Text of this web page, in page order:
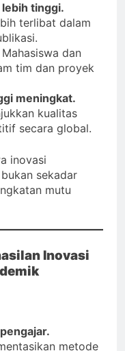
tinggi.
terlibat dalam
Mahasiswa dan
tim dan proyek
meningkat.
kualitas
secara global.
inovasi
sekadar
mutu
Inovasi
metode